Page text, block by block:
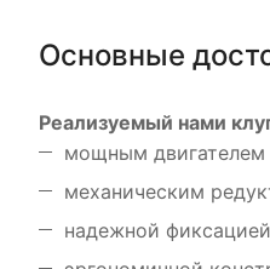
Основные
Реализуемый нами
мощным
механическим
надежной